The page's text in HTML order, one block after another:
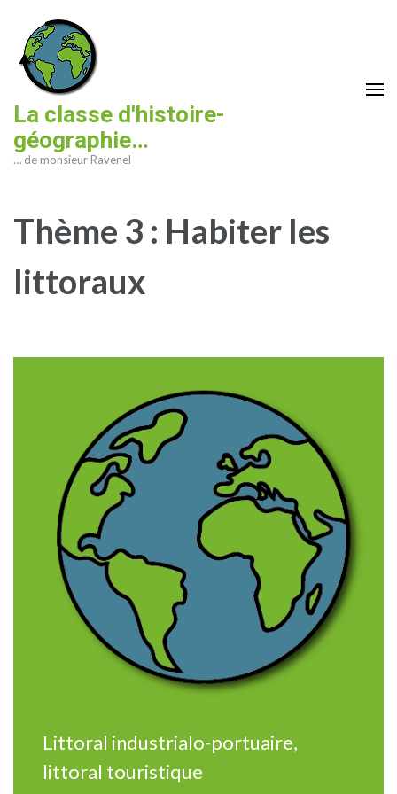
contenu
(Pressez
Entrée)
La classe d'histoire-
géographie…
… de monsieur Ravenel
Thème 3 : Habiter les
littoraux
Littoral industrialo-portuaire,
littoral touristique